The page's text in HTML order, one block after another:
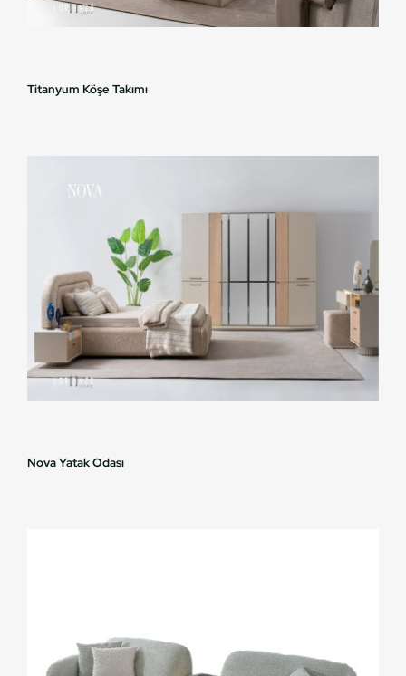
Titanyum Köşe Takımı
Nova Yatak Odası